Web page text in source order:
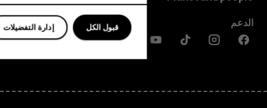
الأجهزة اللوحية
الدعم
Facebook
Instagram
Tiktok
Youtube
Linkedin
Discord
إدارة التفضيلات قبول الكل